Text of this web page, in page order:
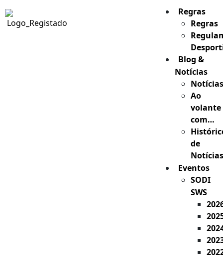
Regras
Regras
Blog &
Notícias
Notícias
Ao
volante
com…
de
Notícias
Eventos
SODI
SWS